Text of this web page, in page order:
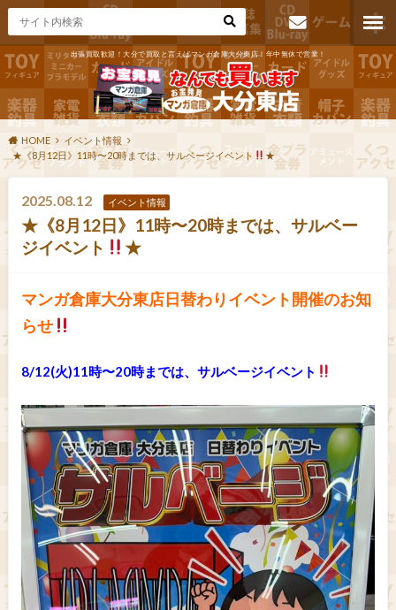
出張買取歓迎！大分で買取と言えばマンガ倉庫大分東店！年中無休で営業！
お問い合わ
せ
HOME
イベント情報
★《8月12日》11時〜20時までは、サルベージイベント
★
2025.08.12 イベント情報
★《8月12日》11時〜20時までは、サルベー
ジイベント
★
マンガ倉庫大分東店日替わりイベント開催のお知
らせ
8/12(火)11時〜20時までは、サルベージイベント